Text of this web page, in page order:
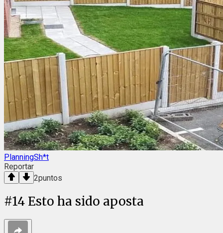
PlanningSh*t
Reportar
2puntos
#14 Esto ha sido aposta